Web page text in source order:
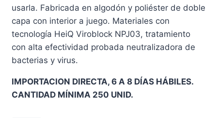
usarla. Fabricada en algodón y poliéster de doble
capa con interior a juego. Materiales con
tecnología HeiQ Viroblock NPJ03, tratamiento
con alta efectividad probada neutralizadora de
bacterias y virus.
IMPORTACION DIRECTA, 6 A 8 DÍAS HÁBILES.
CANTIDAD MÍNIMA 250 UNID.